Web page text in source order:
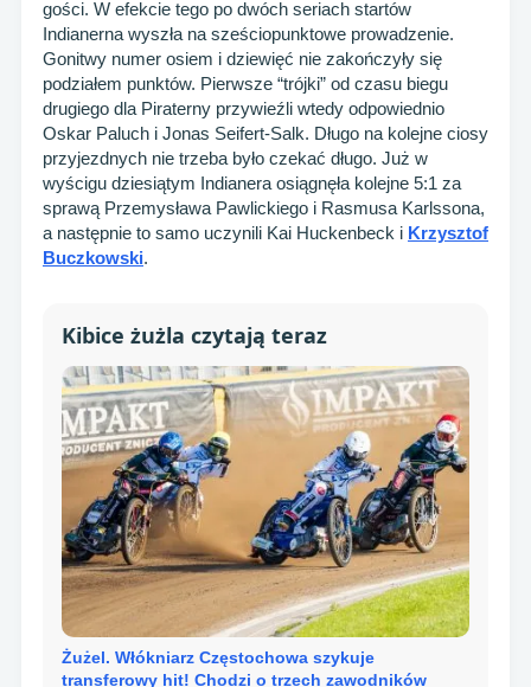
gości. W efekcie tego po dwóch seriach startów
Indianerna wyszła na sześciopunktowe prowadzenie.
Gonitwy numer osiem i dziewięć nie zakończyły się
podziałem punktów. Pierwsze “trójki” od czasu biegu
drugiego dla Piraterny przywieźli wtedy odpowiednio
Oskar Paluch i Jonas Seifert-Salk. Długo na kolejne ciosy
przyjezdnych nie trzeba było czekać długo. Już w
wyścigu dziesiątym Indianera osiągnęła kolejne 5:1 za
sprawą Przemysława Pawlickiego i Rasmusa Karlssona,
a następnie to samo uczynili Kai Huckenbeck i Krzysztof
Buczkowski.
Kibice żużla czytają teraz
Żużel. Włókniarz Częstochowa szykuje
transferowy hit! Chodzi o trzech zawodników